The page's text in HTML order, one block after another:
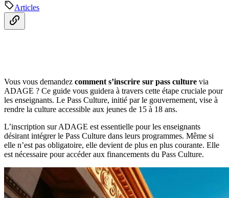
Articles
Vous vous demandez comment s’inscrire sur pass culture via
ADAGE ? Ce guide vous guidera à travers cette étape cruciale pour
les enseignants. Le Pass Culture, initié par le gouvernement, vise à
rendre la culture accessible aux jeunes de 15 à 18 ans.
L’inscription sur ADAGE est essentielle pour les enseignants
désirant intégrer le Pass Culture dans leurs programmes. Même si
elle n’est pas obligatoire, elle devient de plus en plus courante. Elle
est nécessaire pour accéder aux financements du Pass Culture.